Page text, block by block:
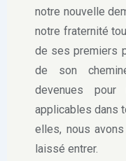
notre nouvelle
notre fraternité
de ses premiers
de son
devenues
applicables dans
elles, nous
laissé entrer.